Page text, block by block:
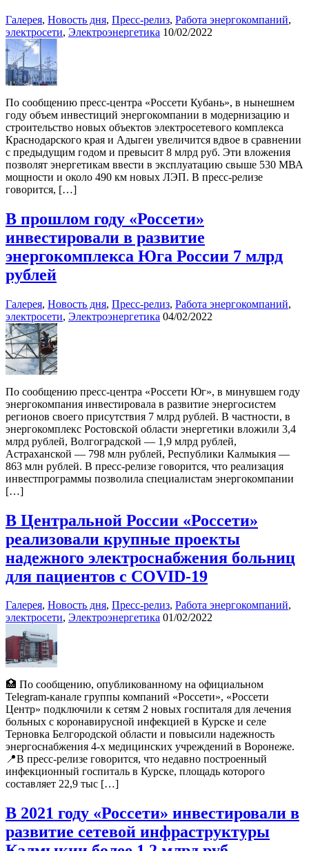
Галерея, Новость дня, Пресс-релиз, Работа энергокомпаний,
электросети, Электроэнергетика 10/02/2022
По сообщению пресс-центра «Россети Кубань», в нынешнем
году объем инвестиций энергокомпании в модернизацию и
строительство новых объектов электросетевого комплекса
Краснодарского края и Адыгеи увеличится вдвое в сравнении
с предыдущим годом и превысит 8 млрд руб. Эти вложения
позволят энергетикам ввести в эксплуатацию свыше 530 МВА
мощности и около 490 км новых ЛЭП. В пресс-релизе
говорится, […]
В прошлом году «Россети»
инвестировали в развитие
энергокомплекса Юга России 7 млрд
рублей
Галерея, Новость дня, Пресс-релиз, Работа энергокомпаний,
электросети, Электроэнергетика 04/02/2022
По сообщению пресс-центра «Россети Юг», в минувшем году
энергокомпания инвестировала в развитие энергосистем
регионов своего присутствия 7 млрд рублей. В частности, в
энергокомплекс Ростовской области энергетики вложили 3,4
млрд рублей, Волгоградской — 1,9 млрд рублей,
Астраханской — 798 млн рублей, Республики Калмыкия —
863 млн рублей. В пресс-релизе говорится, что реализация
инвестпрограммы позволила специалистам энергокомпании
[…]
В Центральной России «Россети»
реализовали крупные проекты
надежного электроснабжения больниц
для пациентов с COVID-19
Галерея, Новость дня, Пресс-релиз, Работа энергокомпаний,
электросети, Электроэнергетика 01/02/2022
🏥 По сообщению, опубликованному на официальном
Telegram-канале группы компаний «Россети», «Россети
Центр» подключили к сетям 2 новых госпиталя для лечения
больных с коронавирусной инфекцией в Курске и селе
Терновка Белгородской области и повысили надежность
энергоснабжения 4-х медицинских учреждений в Воронеже.
📍В пресс-релизе говорится, что недавно построенный
инфекционный госпиталь в Курске, площадь которого
составляет 22,9 тыс […]
В 2021 году «Россети» инвестировали в
развитие сетевой инфраструктуры